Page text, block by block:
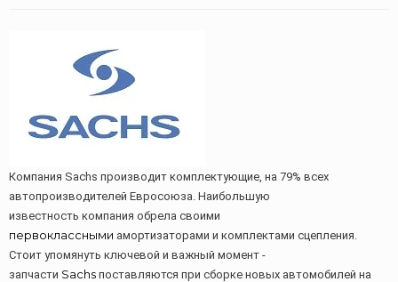
Компания Sachs производит комплектующие, на 79% всех
автопроизводителей Евросоюза. Наибольшую
известность компания обрела своими
первоклассными амортизаторами и комплектами сцепления.
Стоит упомянуть ключевой и важный момент -
запчасти Sachs поставляются при сборке новых автомобилей на